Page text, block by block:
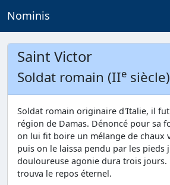
Nominis
Saint Victor
Soldat romain (IIe siècle)
Soldat romain originaire d'Italie, il
région de Damas. Dénoncé pour sa
on lui fit boire un mélange de chaux
puis on le laissa pendu par les pieds
douloureuse agonie dura trois jours.
trouva le repos éternel.